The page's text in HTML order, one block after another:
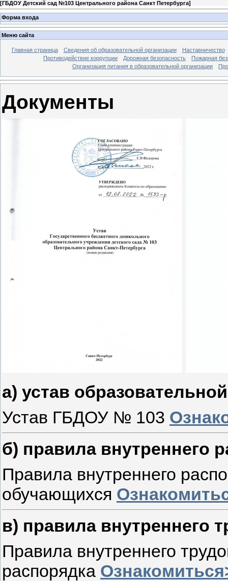
[ГБДОУ Детский сад №103 Центрального района Санкт Петербурга]
Форма входа
Меню сайта
Главная страница Сведения об образовательной организации
Наставничество
Противодействие коррупции
Дорожная безопасность
Пожарная
Организация питания в образовательной организации
Документы
а) устав
Устав ГБДОУ № 103
б) правила внутреннего
Правила внутреннего
обучающихся
в) правила внутреннего
Правила внутреннего
распорядка